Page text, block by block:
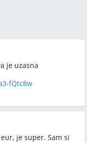
je uzasna
fQtc8w
je super. Sam si